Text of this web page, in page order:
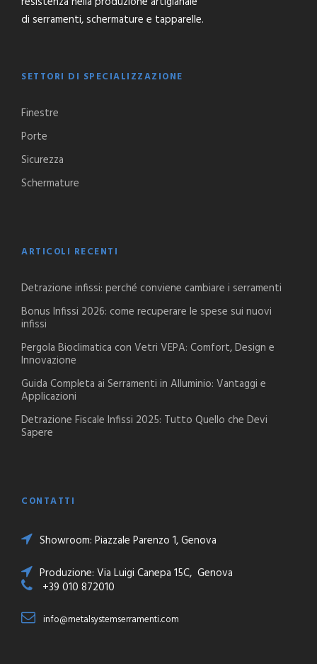
di serramenti, schermature e tapparelle.
SETTORI DI SPECIALIZZAZIONE
Finestre
Porte
Sicurezza
Schermature
ARTICOLI RECENTI
Detrazione infissi: perché conviene cambiare i serramenti
Bonus Infissi 2026: come recuperare le spese sui nuovi
infissi
Pergola Bioclimatica con Vetri VEPA: Comfort, Design e
Innovazione
Guida Completa ai Serramenti in Alluminio: Vantaggi e
Applicazioni
Detrazione Fiscale Infissi 2025: Tutto Quello che Devi
Sapere
CONTATTI
Showroom: Piazzale Parenzo 1, Genova
Produzione: Via Luigi Canepa 15C, Genova
+39 010 872010
info@metalsystemserramenti.com